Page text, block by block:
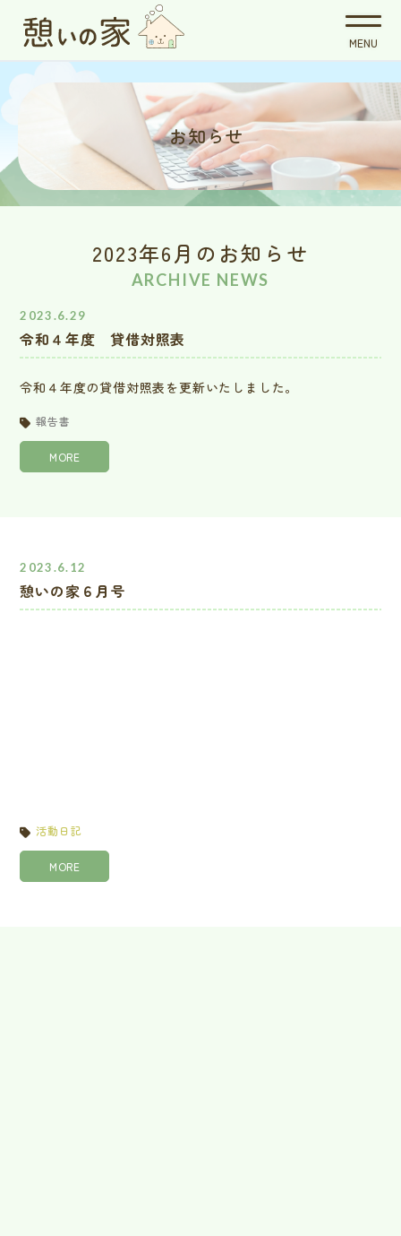
お知らせ
2023年6月のお知らせ
ARCHIVE NEWS
2023.6.29
令和４年度 貸借対照表
令和４年度の貸借対照表を更新いたしました。
報告書
MORE
2023.6.12
憩いの家６月号
活動日記
MORE